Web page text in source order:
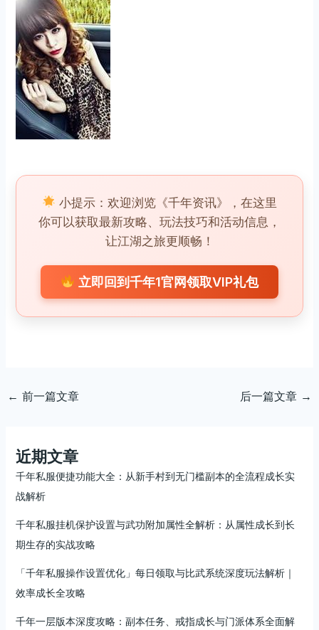
小提示：欢迎浏览《千年资讯》，在这里
你可以获取最新攻略、玩法技巧和活动信息，
让江湖之旅更顺畅！
立即回到千年1官网领取VIP礼包
← 前一篇文章 后一篇文章 →
近期文章
千年私服便捷功能大全：从新手村到无门槛副本的全流程成长实
战解析
千年私服挂机保护设置与武功附加属性全解析：从属性成长到长
期生存的实战攻略
「千年私服操作设置优化」每日领取与比武系统深度玩法解析｜
效率成长全攻略
千年一层版本深度攻略：副本任务、戒指成长与门派体系全面解